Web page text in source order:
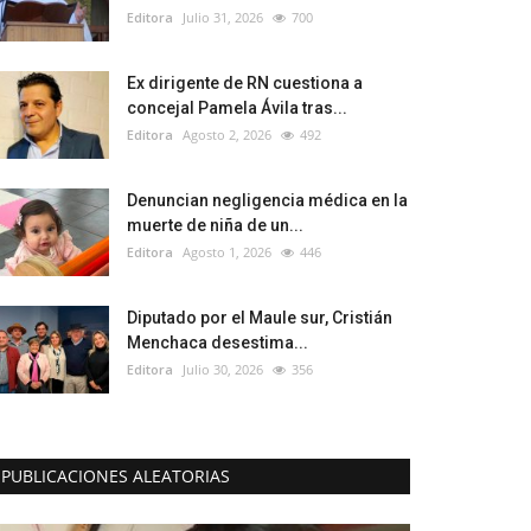
Editora Julio 31, 2026 700
Ex dirigente de RN cuestiona a
concejal Pamela Ávila tras...
Editora Agosto 2, 2026 492
Denuncian negligencia médica en la
muerte de niña de un...
Editora Agosto 1, 2026 446
Diputado por el Maule sur, Cristián
Menchaca desestima...
Editora Julio 30, 2026 356
PUBLICACIONES ALEATORIAS